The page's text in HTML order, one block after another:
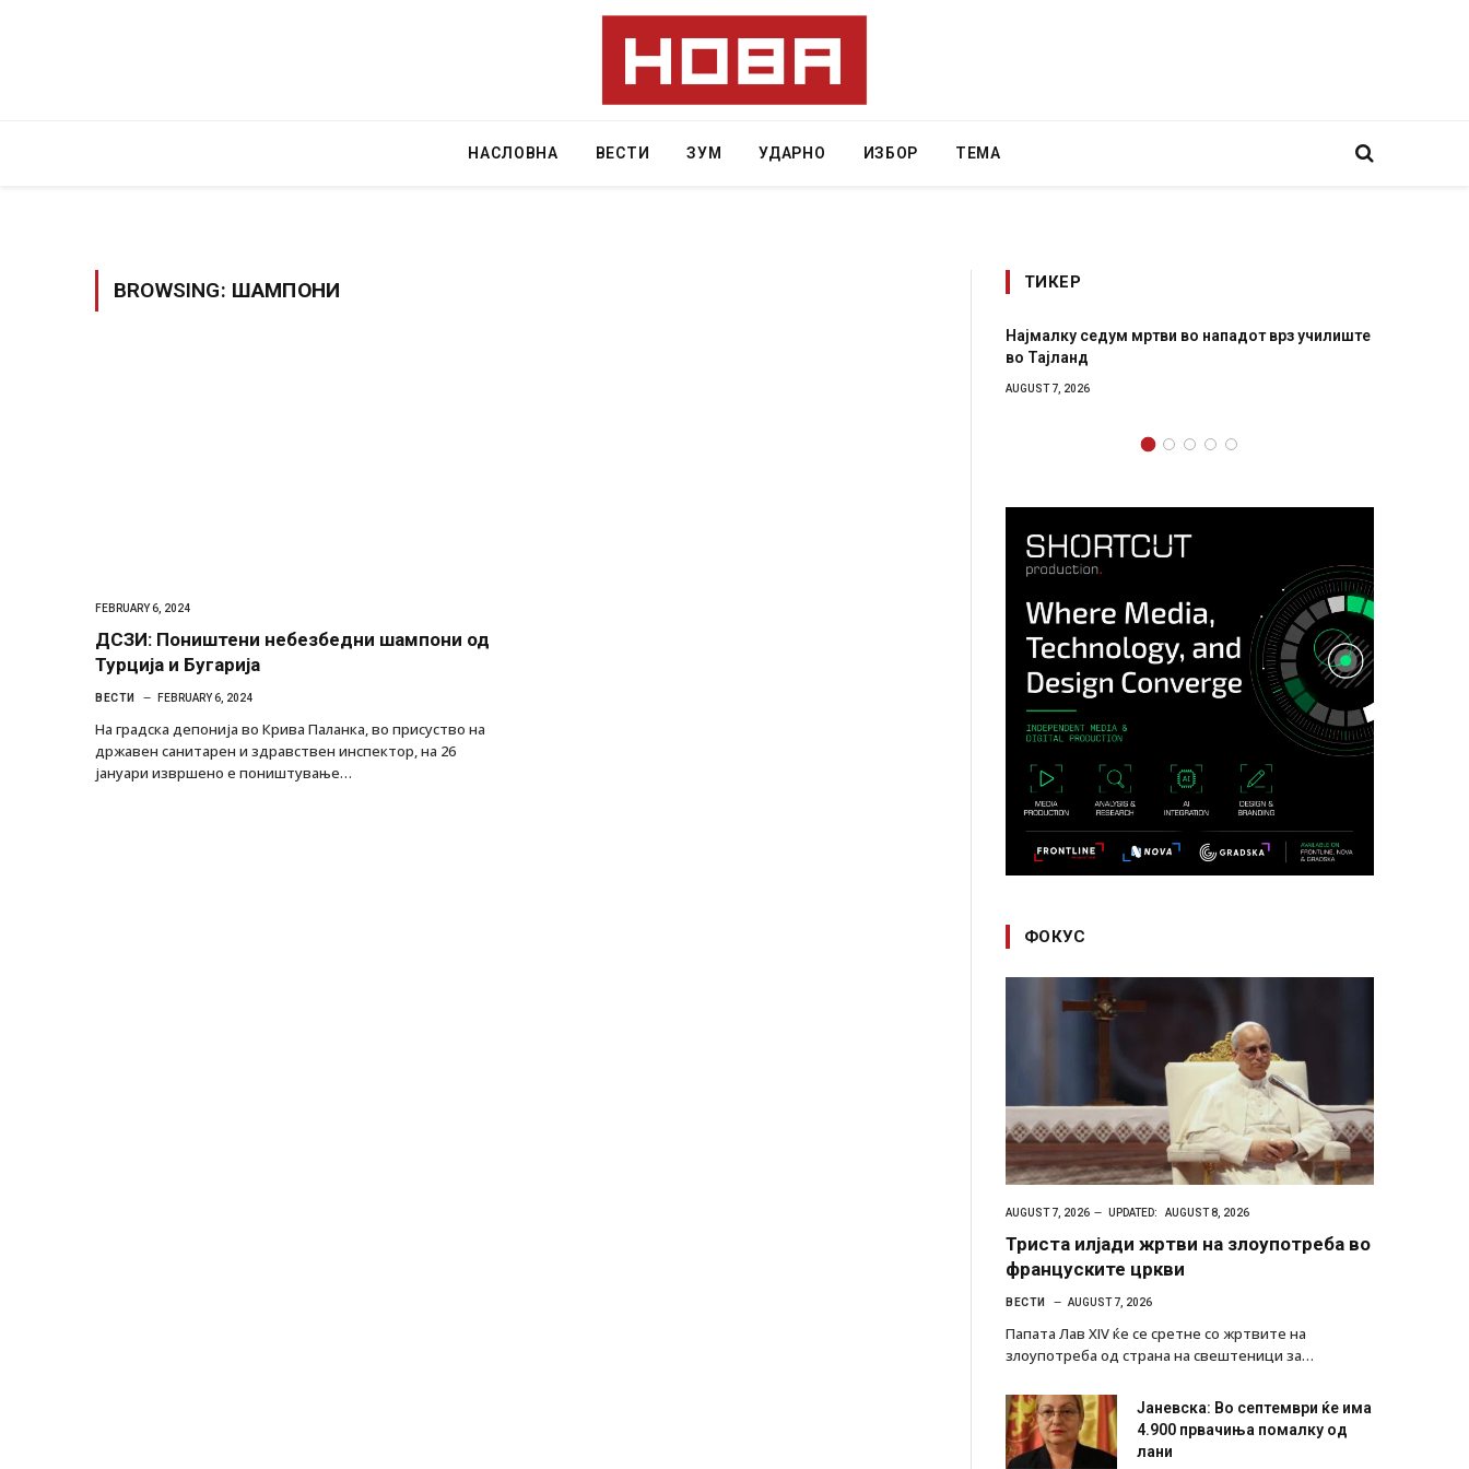
НАСЛОВНА ВЕСТИ ЗУМ УДАРНО ИЗБОР ТЕМА
BROWSING: ШАМПОНИ
FEBRUARY 6, 2024
ДСЗИ: Поништени небезбедни шампони од
Турција и Бугарија
ВЕСТИ FEBRUARY 6, 2024
На градска депонија во Крива Паланка, во присуство на
државен санитарен и здравствен инспектор, на 26
јануари извршено е поништување…
ТИКЕР
Најмалку седум мртви во нападот врз училиште
СОЗИС: Украинците повеќе им
ФОКУС
AUGUST 7, 2026 UPDATED: AUGUST 8, 2026
Триста илјади жртви на злоупотреба во
француските цркви
ВЕСТИ AUGUST 7, 2026
Папата Лав XIV ќе се сретне со жртвите на
злоупотреба од страна на свештеници за…
Јаневска: Во септември ќе има
4.900 првачиња помалку од
лани